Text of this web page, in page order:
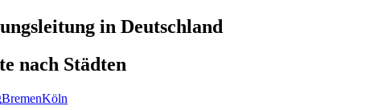
in Deutschland
nach Städten
BremenKöln